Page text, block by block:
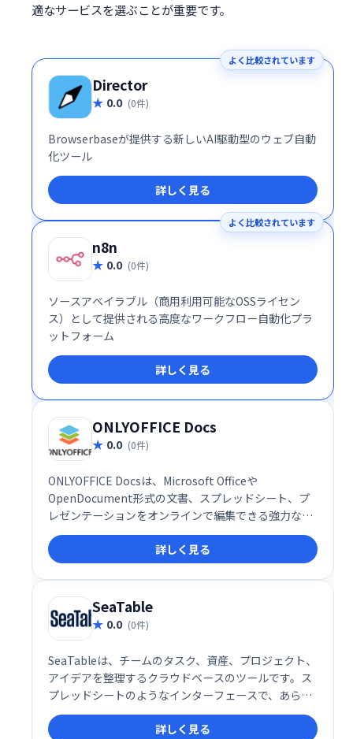
適なサービスを選ぶことが重要です。
よく比較されています
Director
0.0 (0件)
Browserbaseが提供する新しいAI駆動型のウェブ自動
化ツール
詳しく見る
よく比較されています
n8n
0.0 (0件)
ソースアベイラブル（商用利用可能なOSSライセン
ス）として提供される高度なワークフロー自動化プラ
ットフォーム
詳しく見る
ONLYOFFICE Docs
0.0 (0件)
ONLYOFFICE Docsは、Microsoft Officeや
OpenDocument形式の文書、スプレッドシート、プ
レゼンテーションをオンラインで編集できる強力なオ
フィススイートです。豊富な編集ツールと共同編集機
能により、チームワークの効率化を促進します。複雑
なフォーマットにも対応し、自社ウェブソリューショ
ンとのシームレスな連携も可能です。生産性向上と円
滑な情報共有を実現する、頼れるオフィスツールで
す。
詳しく見る
SeaTable
0.0 (0件)
SeaTableは、チームのタスク、資産、プロジェクト、
アイデアを整理するクラウドベースのツールです。ス
プレッドシートのようなインターフェースで、あらゆ
る情報を簡単に構成・管理できます。クラウド上、ま
たは独自のサーバー上で利用可能です。
詳しく見る